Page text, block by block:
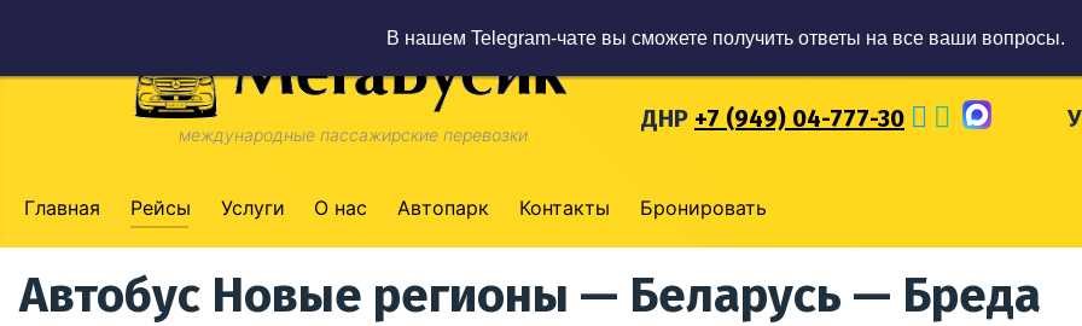
международные пассажирские перевозки
+7 (959) 57-93-777
ДНР +7 (949) 04-777-30
Главная Рейсы Услуги О нас Автопарк Контакты Бронировать
Автобус Новые регионы — Беларусь — Бреда
В нашем Telegram-чате вы сможете получить ответы на все ваши вопросы.